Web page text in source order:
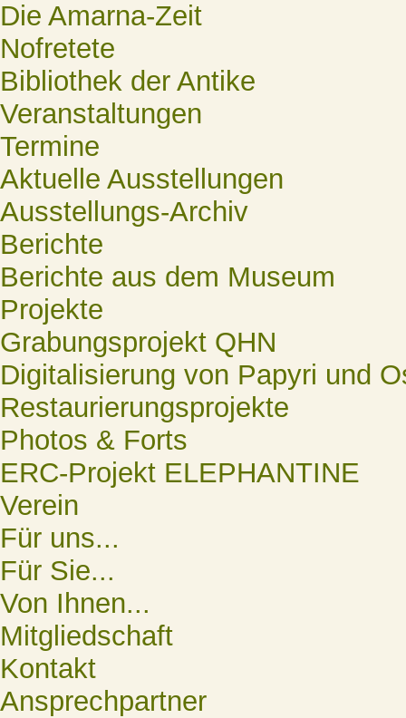
Die Amarna-Zeit
Nofretete
Bibliothek der Antike
Veranstaltungen
Termine
Aktuelle Ausstellungen
Ausstellungs-Archiv
Berichte
Berichte aus dem Museum
Projekte
Grabungsprojekt QHN
Digitalisierung von Papyri und
Restaurierungsprojekte
Photos & Forts
ERC-Projekt ELEPHANTINE
Verein
Für uns...
Für Sie...
Von Ihnen...
Mitgliedschaft
Kontakt
Ansprechpartner